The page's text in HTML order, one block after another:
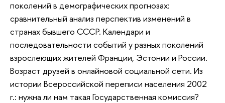
поколений в демографических прогнозах:
сравнительный анализ перспектив изменений в
странах бывшего СССР. Календари и
последовательности событий у разных поколений
взрослеющих жителей Франции, Эстонии и России.
Возраст друзей в онлайновой социальной сети. Из
истории Всероссийской переписи населения 2002
г.: нужна ли нам такая Государственная комиссия?